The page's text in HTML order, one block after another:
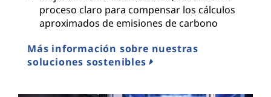
proceso claro para compensar los cálculos
aproximados de emisiones de carbono
Más información sobre nuestras
soluciones sostenibles